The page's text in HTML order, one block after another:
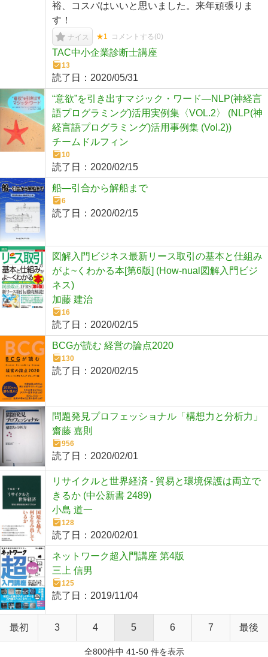
裕、コスパはいいと思いました。来年頑張りま
す！
ナイス ★1 コメントする(0)
TAC中小企業診断士講座
13
読了日： 2020/05/31
“意欲”を引き出すマジック・ワード―NLP(神経言
語プログラミング)活用実例集〈VOL.2〉 (NLP(神
経言語プログラミング)活用事例集 (Vol.2))
チームドルフィン
10
読了日： 2020/02/15
船―引合から解船まで
6
読了日： 2020/02/15
図解入門ビジネス最新リース取引の基本と仕組み
がよ~くわかる本[第6版] (How-nual図解入門ビジ
ネス)
加藤 建治
16
読了日： 2020/02/15
BCGが読む 経営の論点2020
130
読了日： 2020/02/15
問題発見プロフェッショナル「構想力と分析力」
齋藤 嘉則
956
読了日： 2020/02/01
リサイクルと世界経済 - 貿易と環境保護は両立で
きるか (中公新書 2489)
小島 道一
128
読了日： 2020/02/01
ネットワーク超入門講座 第4版
三上 信男
125
読了日： 2019/11/04
最初 3 4 5 6 7 最後
全800件中 41-50 件を表示